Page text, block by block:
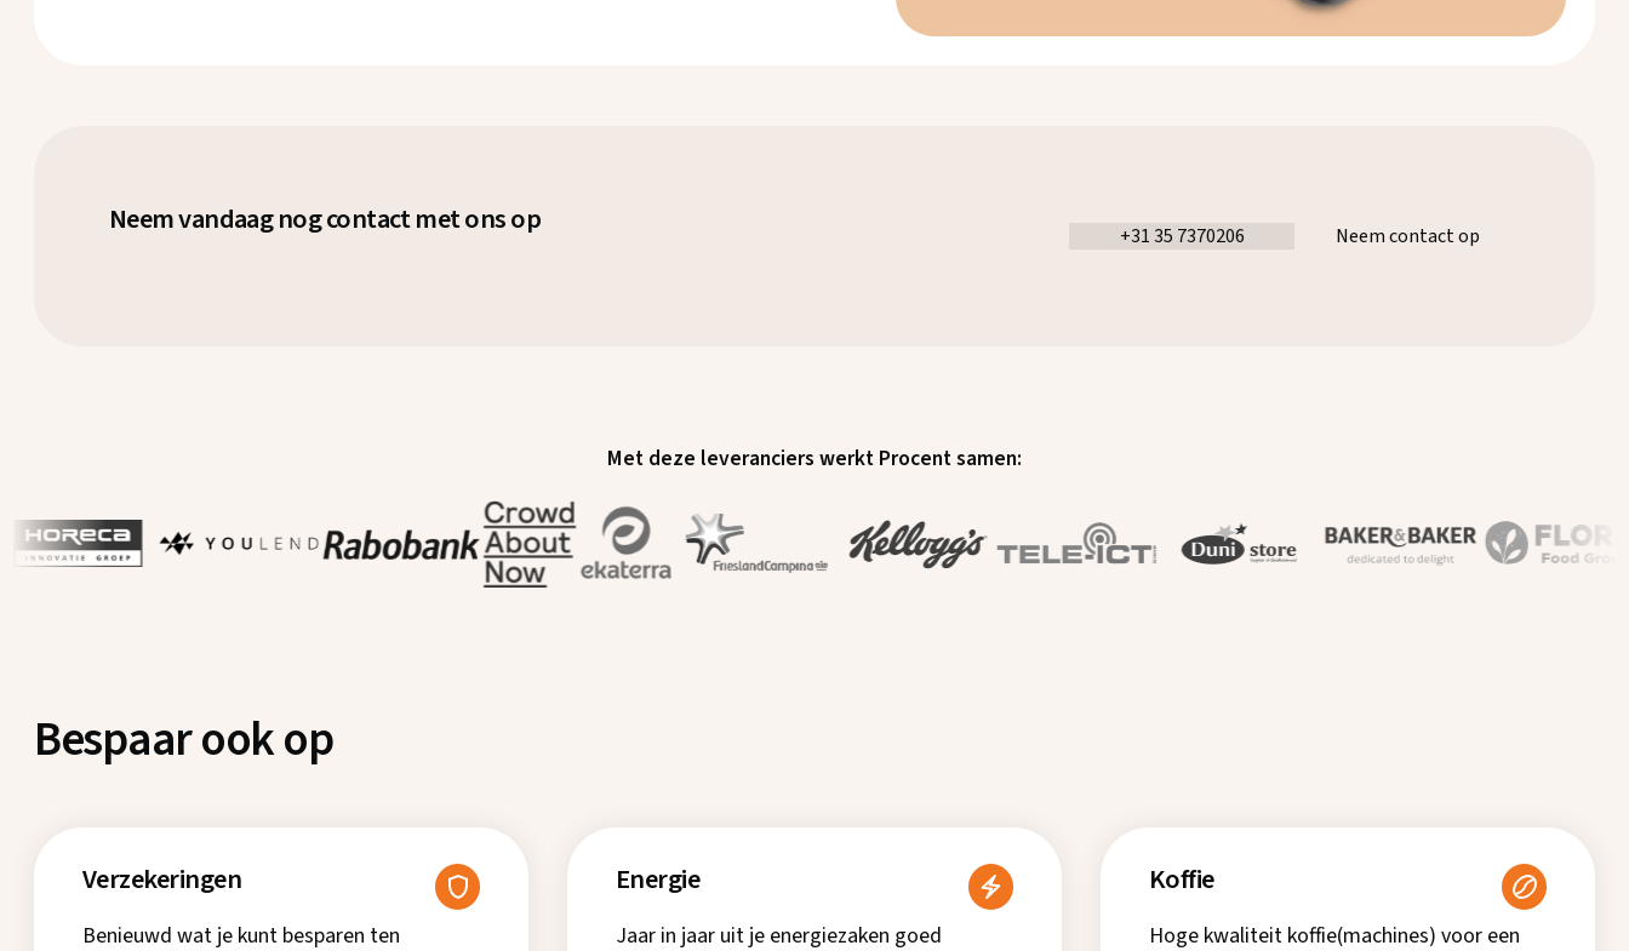
Neem vandaag nog contact met ons op +31 35 7370206 Neem contact op
Met deze leveranciers werkt Procent samen:
Bespaar ook op
Verzekeringen
Benieuwd wat je kunt besparen ten
Energie
Jaar in jaar uit je energiezaken goed
Koffie
Hoge kwaliteit koffie(machines) voor een